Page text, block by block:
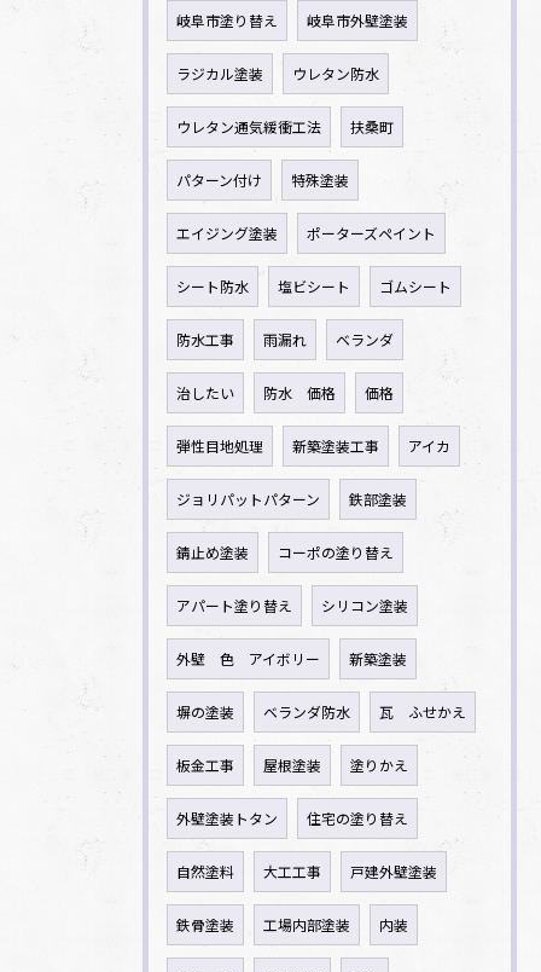
岐阜市塗り替え 岐阜市外壁塗装
ラジカル塗装 ウレタン防水
ウレタン通気緩衝工法 扶桑町
パターン付け 特殊塗装
エイジング塗装 ポーターズペイント
シート防水 塩ビシート ゴムシート
防水工事 雨漏れ ベランダ
治したい 防水 価格 価格
弾性目地処理 新築塗装工事 アイカ
ジョリパットパターン 鉄部塗装
錆止め塗装 コーポの塗り替え
アパート塗り替え シリコン塗装
外壁 色 アイボリー 新築塗装
塀の塗装 ベランダ防水 瓦 ふせかえ
板金工事 屋根塗装 塗りかえ
外壁塗装トタン 住宅の塗り替え
自然塗料 大工工事 戸建外壁塗装
鉄骨塗装 工場内部塗装 内装